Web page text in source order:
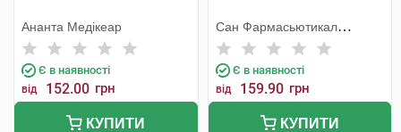
Ананта Медікеар
Є в наявності
від 152.00 грн
КУПИТИ
Сан Фармасьютикал
Індастріз
Є в наявності
від 159.90 грн
КУПИТИ